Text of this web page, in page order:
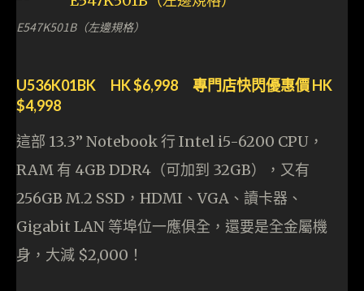
E547K501B（左邊規格）
U536K01BK HK $6,998 專門店快閃優惠價 HK
$4,998
這部 13.3” Notebook 行 Intel i5-6200 CPU，
RAM 有 4GB DDR4（可加到 32GB），又有
256GB M.2 SSD，HDMI、VGA、讀卡器、
Gigabit LAN 等埠位一應俱全，還要是全金屬機
身，大減 $2,000！